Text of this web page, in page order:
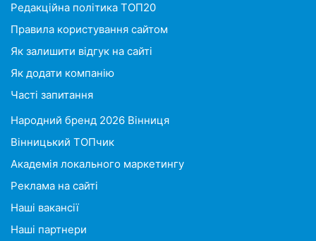
Редакційна політика ТОП20
Правила користування сайтом
Як залишити відгук на сайті
Як додати компанію
Часті запитання
Народний бренд 2026 Вінниця
Вінницький ТОПчик
Академія локального маркетингу
Реклама на сайті
Наші вакансії
Наші партнери